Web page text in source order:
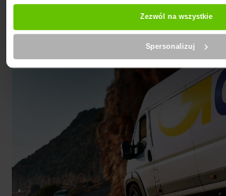
Zezwól na wszystkie
Spersonalizuj